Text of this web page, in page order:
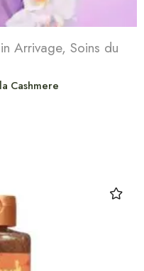
Arrivage, Soins du
Cashmere